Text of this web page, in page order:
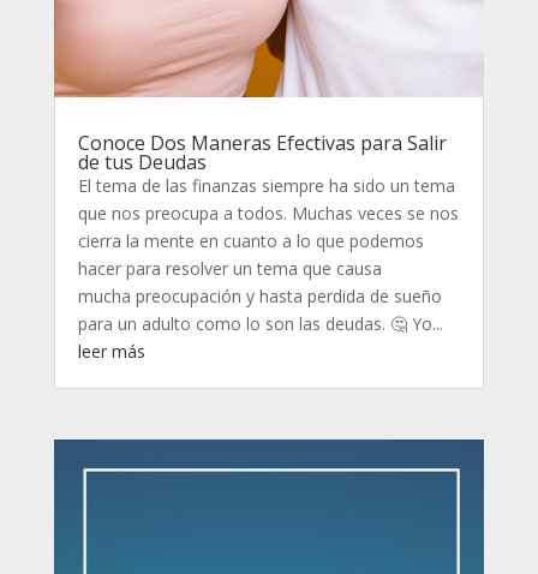
Conoce Dos Maneras Efectivas para Salir
de tus Deudas
El tema de las finanzas siempre ha sido un tema
que nos preocupa a todos. Muchas veces se nos
cierra la mente en cuanto a lo que podemos
hacer para resolver un tema que causa
mucha preocupación y hasta perdida de sueño
para un adulto como lo son las deudas. 🤔 Yo...
leer más